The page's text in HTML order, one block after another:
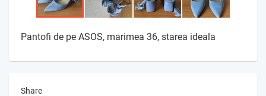
Pantofi de pe ASOS, marimea 36, starea ideala
Share